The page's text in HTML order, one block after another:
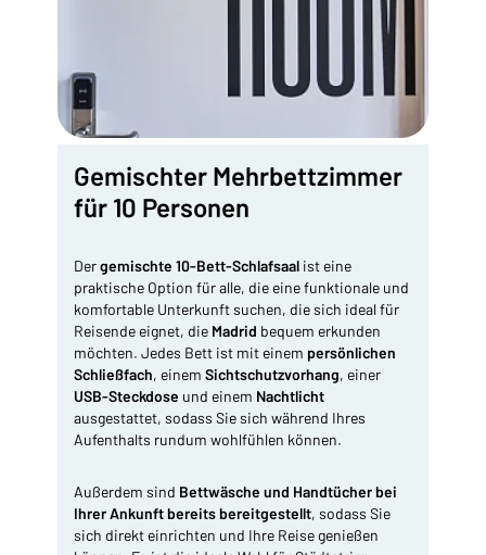
Gemischter Mehrbettzimmer
für 10 Personen
Dergemischte 10-Bett-Schlafsaal ist eine
praktische Option für alle, die eine funktionale und
komfortable Unterkunft suchen, die sich ideal für
Reisende eignet, die Madrid bequem erkunden
möchten. Jedes Bett ist mit einem persönlichen
Schließfach, einem Sichtschutzvorhang, einer
USB-Steckdose und einem Nachtlicht
ausgestattet, sodass Sie sich während Ihres
Aufenthalts rundum wohlfühlen können.
Außerdem sind Bettwäsche und Handtücher bei
Ihrer Ankunft bereits bereitgestellt, sodass Sie
sich direkt einrichten und Ihre Reise genießen